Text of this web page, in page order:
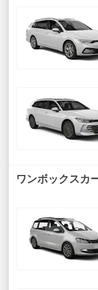
ワンボックスカ